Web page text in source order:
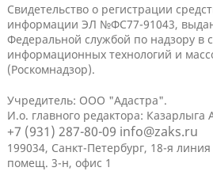
Свидетельство о регистрации
информации ЭЛ №ФС77-91043,
Федеральной службой по надзору в
информационных технологий и
(Роскомнадзор).
Учредитель: ООО "Адастра".
И.о. главного редактора: Казарлыга
+7 (931) 287-80-09 info@zaks.ru
199034, Санкт-Петербург, 18-я
помещ. 3-н, офис 1